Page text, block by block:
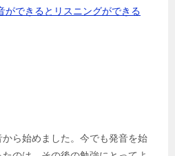
ができるとリスニングができる
ら始めました。今でも発音を始